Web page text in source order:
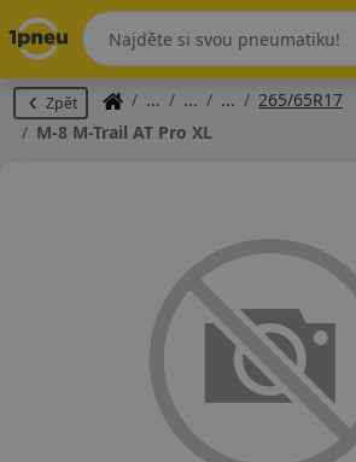
Zpět
265/65R17
M-8 M-Trail AT Pro XL